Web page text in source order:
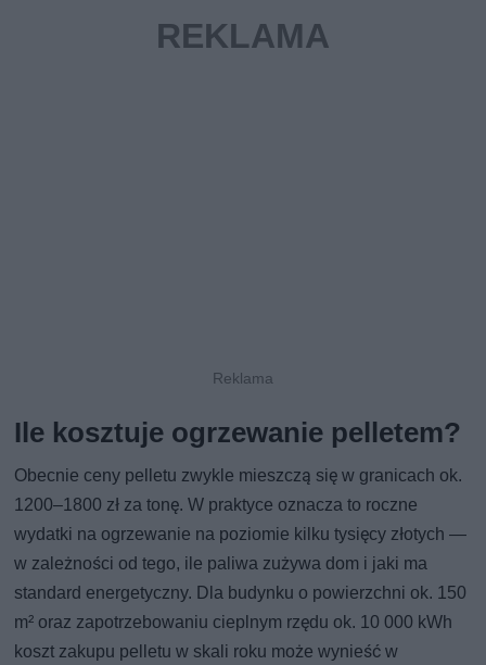
Ile kosztuje ogrzewanie pelletem?
Obecnie ceny pelletu zwykle mieszczą się w granicach ok.
1200–1800 zł za tonę. W praktyce oznacza to roczne
wydatki na ogrzewanie na poziomie kilku tysięcy złotych —
w zależności od tego, ile paliwa zużywa dom i jaki ma
standard energetyczny. Dla budynku o powierzchni ok. 150
m² oraz zapotrzebowaniu cieplnym rzędu ok. 10 000 kWh
koszt zakupu pelletu w skali roku może wynieść w